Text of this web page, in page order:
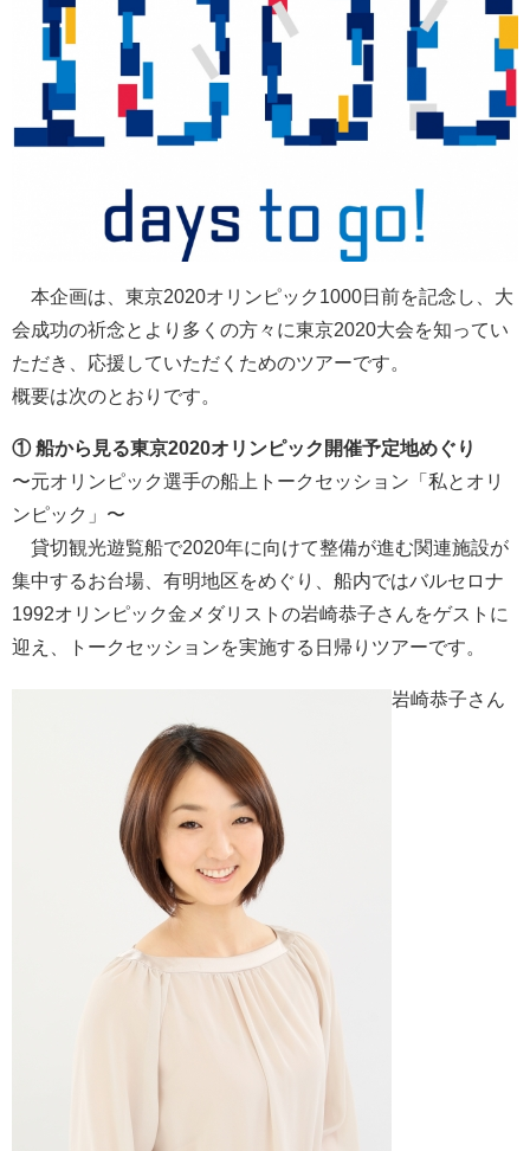
本企画は、東京2020オリンピック1000日前を記念し、大
会成功の祈念とより多くの方々に東京2020大会を知ってい
ただき、応援していただくためのツアーです。
概要は次のとおりです。
① 船から見る東京2020オリンピック開催予定地めぐり
〜元オリンピック選手の船上トークセッション「私とオリ
ンピック」〜
貸切観光遊覧船で2020年に向けて整備が進む関連施設が
集中するお台場、有明地区をめぐり、船内ではバルセロナ
1992オリンピック金メダリストの岩崎恭子さんをゲストに
迎え、トークセッションを実施する日帰りツアーです。
岩崎恭子さん